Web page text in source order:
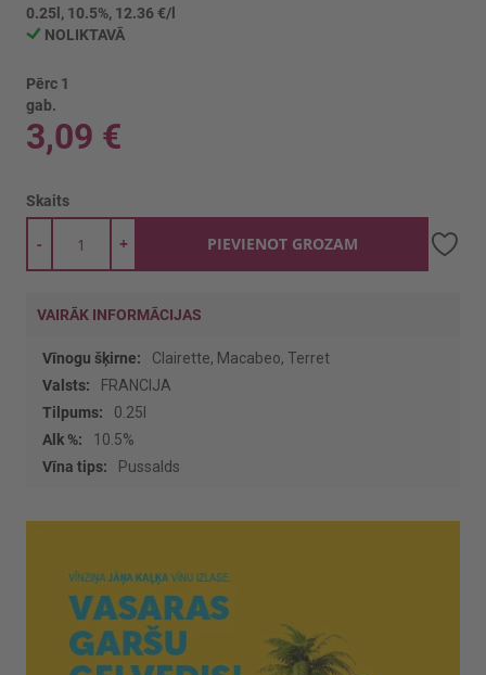
sākumu
0.25l, 10.5%, 12.36 €/l
NOLIKTAVĀ
Pērc 1
gab.
3,09 €
Skaits
+
- PIEVIENOT GROZAM
VAIRĀK INFORMĀCIJAS
Vairāk
informācijas
Clairette, Macabeo, Terret
FRANCIJA
0.25l
10.5%
Pussalds